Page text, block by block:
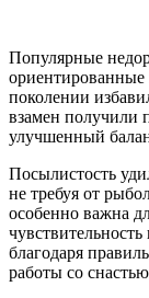
Популярные
поколении
взамен получили
улучшенный
Посылистость
не требуя от
особенно важна
благодаря
работы со